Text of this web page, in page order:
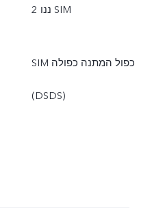
הנייד.
2 ננו SIM
SIM כפול המתנה כפולה
(DSDS)